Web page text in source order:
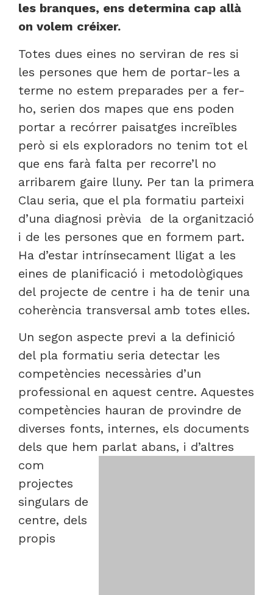
les branques, ens determina cap allà
on volem créixer.
Totes dues eines no serviran de res si
les persones que hem de portar-les a
terme no estem preparades per a fer-
ho, serien dos mapes que ens poden
portar a recórrer paisatges increïbles
però si els exploradors no tenim tot el
que ens farà falta per recorre’l no
arribarem gaire lluny. Per tan la primera
Clau seria, que el pla formatiu parteixi
d’una diagnosi prèvia de la organització
i de les persones que en formem part.
Ha d’estar intrínsecament lligat a les
eines de planificació i metodològiques
del projecte de centre i ha de tenir una
coherència transversal amb totes elles.
Un segon aspecte previ a la definició
del pla formatiu seria detectar les
competències necessàries d’un
professional en aquest centre. Aquestes
competències hauran de provindre de
diverses fonts, internes, els documents
dels que hem parlat abans, i d’altres
com
projectes
singulars de
centre, dels
propis